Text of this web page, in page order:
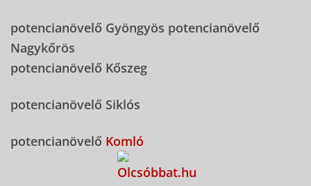
potencianövelő Gyöngyös potencianövelő
Nagykőrös
potencianövelő Kőszeg
potencianövelő Siklós
potencianövelő Komló